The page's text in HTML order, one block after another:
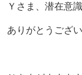
Ｙさま、潜在意
ありがとうござ